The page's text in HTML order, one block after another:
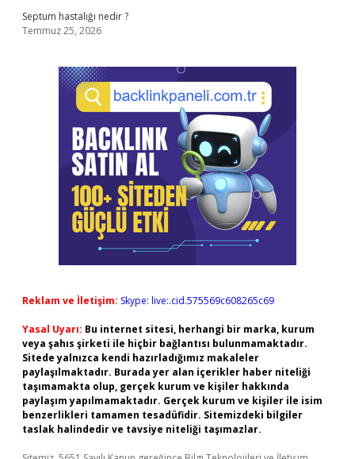
Septum hastalığı nedir ?
Temmuz 25, 2026
Reklam ve İletişim: Skype: live:.cid.575569c608265c69
Yasal Uyarı: Bu internet sitesi, herhangi bir marka, kurum
veya şahıs şirketi ile hiçbir bağlantısı bulunmamaktadır.
Sitede yalnızca kendi hazırladığımız makaleler
paylaşılmaktadır. Burada yer alan içerikler haber niteliği
taşımamakta olup, gerçek kurum ve kişiler hakkında
paylaşım yapılmamaktadır. Gerçek kurum ve kişiler ile isim
benzerlikleri tamamen tesadüfidir. Sitemizdeki bilgiler
taslak halindedir ve tavsiye niteliği taşımazlar.